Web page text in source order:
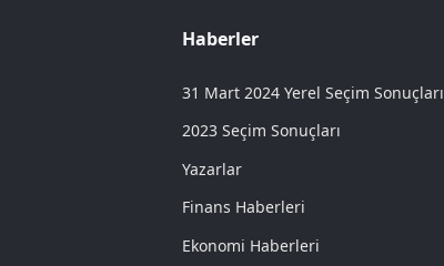
Haberler
31 Mart 2024 Yerel Seçim Sonuçları
2023 Seçim Sonuçları
Yazarlar
Finans Haberleri
Ekonomi Haberleri